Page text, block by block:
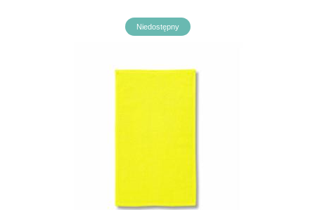
Niedostępny